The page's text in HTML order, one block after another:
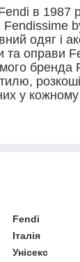
в 1987
Fendissime
одяг і
та оправи
бренда
у кожному
Fendi
Італія
Унісекс